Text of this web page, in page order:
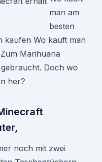
man am
besten
kaufen Wo kauft man
Marihuana
Doch wo
her?
noch mit zwei